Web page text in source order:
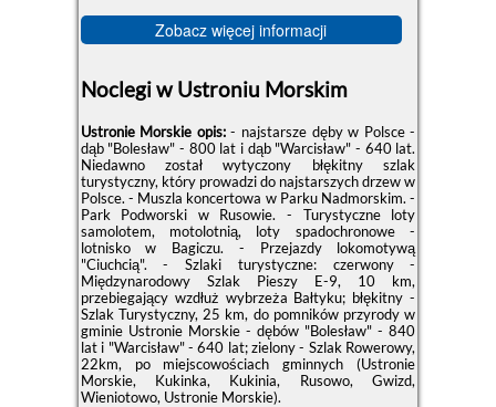
Zobacz więcej informacji
Noclegi w Ustroniu Morskim
Ustronie Morskie opis:- najstarsze dęby w Polsce -
dąb "Bolesław" - 800 lat i dąb "Warcisław" - 640 lat.
Niedawno został wytyczony błękitny szlak
turystyczny, który prowadzi do najstarszych drzew w
Polsce. - Muszla koncertowa w Parku Nadmorskim. -
Park Podworski w Rusowie. - Turystyczne loty
samolotem, motolotnią, loty spadochronowe -
lotnisko w Bagiczu. - Przejazdy lokomotywą
"Ciuchcią". - Szlaki turystyczne: czerwony -
Międzynarodowy Szlak Pieszy E-9, 10 km,
przebiegający wzdłuż wybrzeża Bałtyku; błękitny -
Szlak Turystyczny, 25 km, do pomników przyrody w
gminie Ustronie Morskie - dębów "Bolesław" - 840
lat i "Warcisław" - 640 lat; zielony - Szlak Rowerowy,
22km, po miejscowościach gminnych (Ustronie
Morskie, Kukinka, Kukinia, Rusowo, Gwizd,
Wieniotowo, Ustronie Morskie).